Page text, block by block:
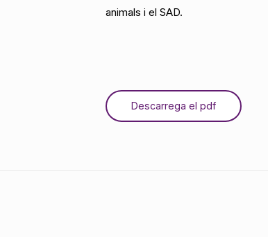
animals i el SAD.
Descarrega el pdf